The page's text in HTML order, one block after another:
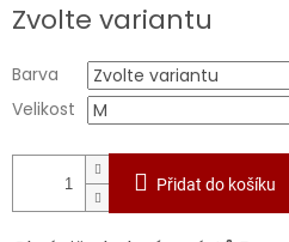
cena:
Zvolte variantu
Barva
Velikost
Přidat do košíku